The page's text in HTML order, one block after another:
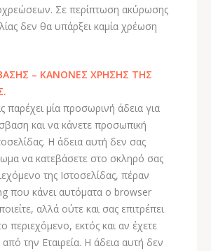
Σε περίπτωση ακύρωσης
δεν θα υπάρξει καμία χρέωση
– ΚΑΝΟΝΕΣ ΧΡΗΣΗΣ ΤΗΣ
παρέχει μία προσωρινή άδεια για
και να κάνετε προσωπική
Η άδεια αυτή δεν σας
να κατεβάσετε στο σκληρό σας
της Ιστοσελίδας, πέραν
που κάνει αυτόματα ο browser
αλλά ούτε και σας επιτρέπει
περιεχόμενο, εκτός και αν έχετε
την Εταιρεία. Η άδεια αυτή δεν